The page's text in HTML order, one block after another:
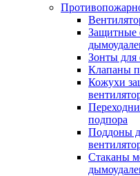
Защитные
Зонты для
Клапаны
Кожухи
подпора
Поддоны
Стаканы